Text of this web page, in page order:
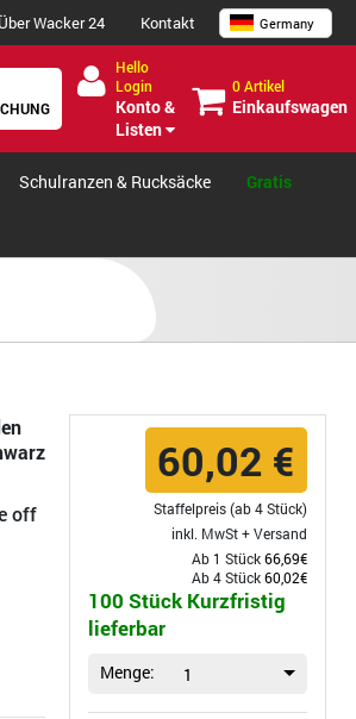
Über Wacker 24 Kontakt Germany
Hello
Login
Konto &
Listen
0 Artikel
Einkaufswagen
Schulranzen & Rucksäcke Gratis
off
60,02 €
Staffelpreis (ab 4 Stück)
inkl. MwSt +Versand
Ab 1 Stück66,69€
Ab 4 Stück60,02€
100 Stück Kurzfristig
lieferbar
Menge: 1